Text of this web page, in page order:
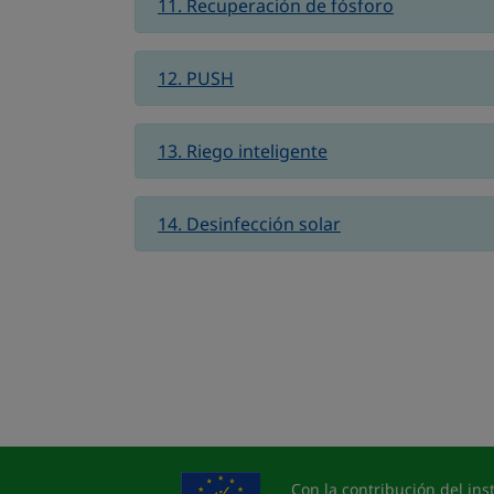
11. Recuperación de fósforo
12. PUSH
13. Riego inteligente
14. Desinfección solar
Con la contribución del